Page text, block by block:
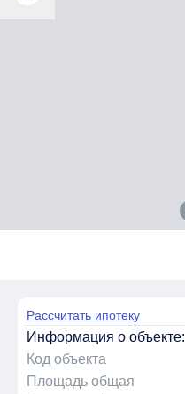
Рассчитать ипотеку
Информация о объекте:
Код объекта
Площадь общая